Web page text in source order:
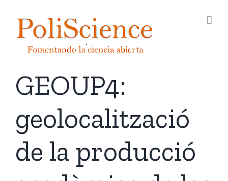
content
GEOUP4:
geolocalització
de la producció